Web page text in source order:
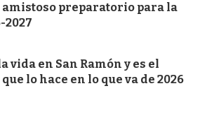
preparatorio para la
2027
vida en San Ramón y es el
lo hace en lo que va de 2026